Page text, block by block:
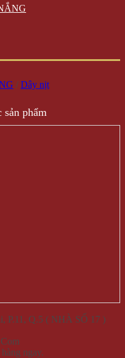
/ Dây nịt
sản phẩm
P.11, Q.5 ( NHÀ SỐ 17 )
ngay.